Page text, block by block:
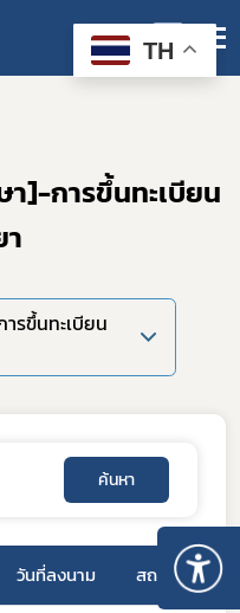
]-การขึ้นทะเบียน
รขึ้นทะเบียน
ค้นหา
วันที่ลงนาม สถานะ
TH